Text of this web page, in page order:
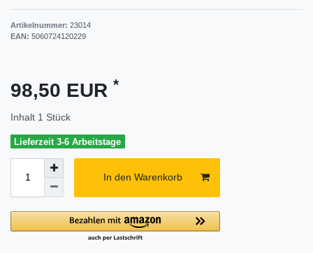
Artikelnummer: 23014
EAN: 5060724120229
98,50 EUR *
Inhalt 1 Stück
Lieferzeit 3-6 Arbeitstage
In den Warenkorb